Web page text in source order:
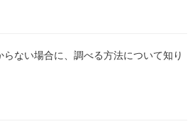
ない場合に、調べる方法について知り